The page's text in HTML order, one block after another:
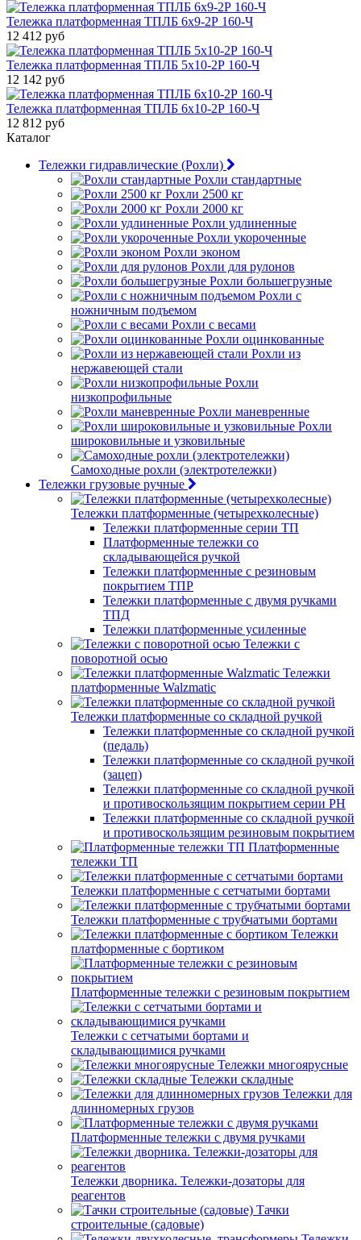
Тележка платформенная ТПЛБ 6х9-2Р 160-Ч
12 412 руб
Тележка платформенная ТПЛБ 5х10-2Р 160-Ч
12 142 руб
Тележка платформенная ТПЛБ 6х10-2Р 160-Ч
12 812 руб
Каталог
Тележки гидравлические (Рохли)
Рохли стандартные
Рохли 2500 кг
Рохли 2000 кг
Рохли удлиненные
Рохли укороченные
Рохли эконом
Рохли для рулонов
Рохли большегрузные
Рохли с
ножничным подъемом
Рохли с весами
Рохли оцинкованные
Рохли из
нержавеющей стали
Рохли
низкопрофильные
Рохли маневренные
Рохли
широковильные и узковильные
Самоходные рохли (электротележки)
Тележки грузовые ручные
Тележки платформенные (четырехколесные)
Тележки платформенные серии ТП
Платформенные тележки со
складывающейся ручкой
Тележки платформенные с резиновым
покрытием ТПР
Тележки платформенные с двумя ручками
ТПД
Тележки платформенные усиленные
Тележки с
поворотной осью
Тележки
платформенные Walzmatic
Тележки платформенные со складной ручкой
Тележки платформенные со складной ручкой
(педаль)
Тележки платформенные со складной ручкой
(зацеп)
Тележки платформенные со складной ручкой
и противоскользящим покрытием серии PH
Тележки платформенные со складной ручкой
и противоскользящим резиновым покрытием
Платформенные
тележки ТП
Тележки платформенные с сетчатыми бортами
Тележки платформенные с трубчатыми бортами
Тележки
платформенные с бортиком
Платформенные тележки с резиновым покрытием
Тележки с сетчатыми бортами и
складывающимися ручками
Тележки многоярусные
Тележки складные
Тележки для
длинномерных грузов
Платформенные тележки с двумя ручками
Тележки дворника. Тележки-дозаторы для
реагентов
Тачки
строительные (садовые)